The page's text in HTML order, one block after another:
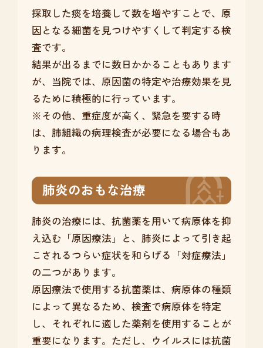
採取した痰を培養して数を増やすことで、原
因となる細菌を見つけやすくして判定する検
査です。
結果が出るまでに数日かかることもあります
が、当院では、原因菌の特定や治療効果を見
るために積極的に行っています。
※その他、重症度が高く、緊急を要する時
は、肺組織の病理検査が必要になる場合もあ
ります。
肺炎のおもな治療
肺炎の治療には、抗菌薬を用いて病原体を抑
え込む「原因療法」と、肺炎によって引き起
こされるつらい症状を和らげる「対症療法」
の二つがあります。
原因療法で使用する抗菌薬は、病原体の種類
によって異なるため、検査で病原体を特定
し、それぞれに適した薬剤を使用することが
重要になります。ただし、ウイルスには抗菌